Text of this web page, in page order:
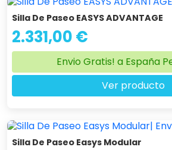
Silla De Paseo EASYS ADVANTAGE
2.331,00 €
Envio Gratis! a España
Ver producto
Silla De Paseo Easys Modular